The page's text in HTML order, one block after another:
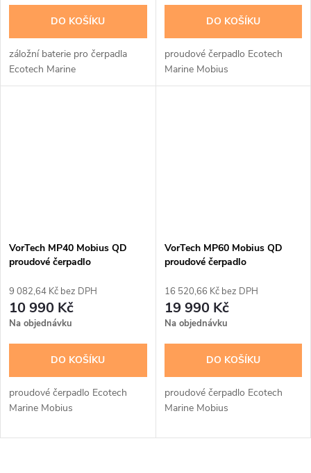
DO KOŠÍKU
záložní baterie pro čerpadla
Ecotech Marine
DO KOŠÍKU
proudové čerpadlo Ecotech
Marine Mobius
VorTech MP40 Mobius QD
proudové čerpadlo
9 082,64 Kč bez DPH
10 990 Kč
Na objednávku
DO KOŠÍKU
proudové čerpadlo Ecotech
Marine Mobius
VorTech MP60 Mobius QD
proudové čerpadlo
16 520,66 Kč bez DPH
19 990 Kč
Na objednávku
DO KOŠÍKU
proudové čerpadlo Ecotech
Marine Mobius